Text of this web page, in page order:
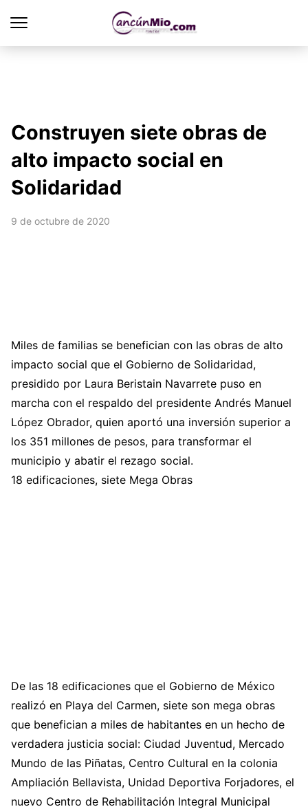
Construyen siete obras de
alto impacto social en
Solidaridad
9 de octubre de 2020
Miles de familias se benefician con las obras de alto
impacto social que el Gobierno de Solidaridad,
presidido por Laura Beristain Navarrete puso en
marcha con el respaldo del presidente Andrés Manuel
López Obrador, quien aportó una inversión superior a
los 351 millones de pesos, para transformar el
municipio y abatir el rezago social.
18 edificaciones, siete Mega Obras
De las 18 edificaciones que el Gobierno de México
realizó en Playa del Carmen, siete son mega obras
que benefician a miles de habitantes en un hecho de
verdadera justicia social: Ciudad Juventud, Mercado
Mundo de las Piñatas, Centro Cultural en la colonia
Ampliación Bellavista, Unidad Deportiva Forjadores, el
nuevo Centro de Rehabilitación Integral Municipal